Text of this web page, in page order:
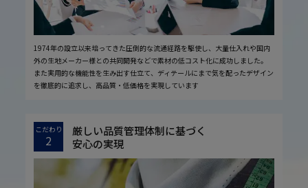
1974年の設立以来培ってきた圧倒的な流通経路を駆使し、大量仕入れや国内
外の生地メーカー様との共同開発などで素材の低コスト化に成功しました。
また実用的な機能性を生み出す仕立て、ディテールにまで気を配ったデザイン
を徹底的に追求し、高品質・低価格を実現しています
こだわり
2
厳しい品質管理体制に基づく
安心の実現